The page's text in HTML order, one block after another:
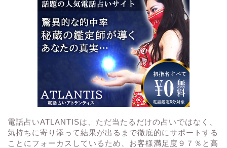
電話占いATLANTISは、ただ当たるだけの占いではなく、
気持ちに寄り添って結果が出るまで徹底的にサポートする
ことにフォーカスしているため、お客様満足度９７％と高